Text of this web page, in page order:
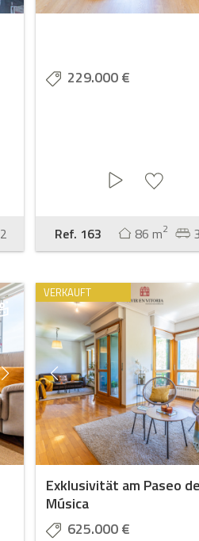
2
229.000 €
Ref. 163 86 m2 3
VERKAUFT
Exklusivität am Paseo
Música
625.000 €